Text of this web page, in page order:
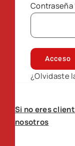
Contraseña
Acceso
¿Olvidaste
Si no eres
nosotros